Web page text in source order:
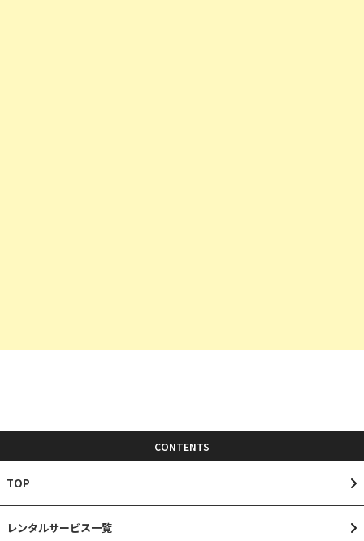
CONTENTS
TOP
レンタルサービス一覧